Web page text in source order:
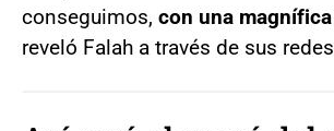
conseguimos, con una
reveló Falah a través de sus